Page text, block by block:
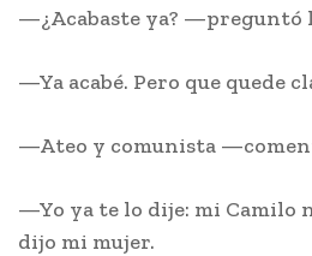
—¿Acabaste ya? —preguntó
—Ya acabé. Pero que quede
—Ateo y comunista
—Yo ya te lo dije: mi Camilo
dijo mi mujer.